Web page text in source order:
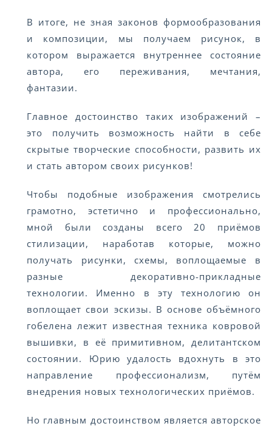
В итоге, не зная законов формообразования
и композиции, мы получаем рисунок, в
котором выражается внутреннее состояние
автора, его переживания, мечтания,
фантазии.
Главное достоинство таких изображений –
это получить возможность найти в себе
скрытые творческие способности, развить их
и стать автором своих рисунков!
Чтобы подобные изображения смотрелись
грамотно, эстетично и профессионально,
мной были созданы всего 20 приёмов
стилизации, наработав которые, можно
получать рисунки, схемы, воплощаемые в
разные декоративно-прикладные
технологии. Именно в эту технологию он
воплощает свои эскизы. В основе объёмного
гобелена лежит известная техника ковровой
вышивки, в её примитивном, делитантском
состоянии. Юрию удалость вдохнуть в это
направление профессионализм, путём
внедрения новых технологических приёмов.
Но главным достоинством является авторское